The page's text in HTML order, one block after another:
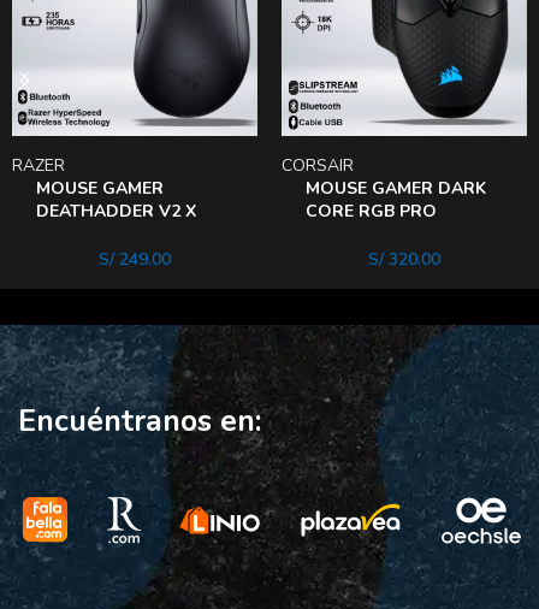
MOUSE GAMER
DEATHADDER V2 X
WIRELESS USB
RAZER
S/249.00
MOUSE GAMER DARK
CORE RGB PRO
CORSAIR
S/320.00
Encuéntranos en: